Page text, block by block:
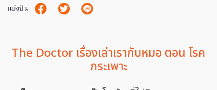
แบ่งปัน
The Doctor เรื่องเล่าเรากับหมอ ตอน โรค
กระเพาะ